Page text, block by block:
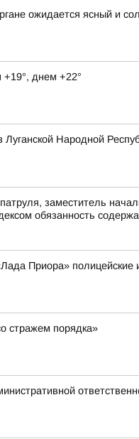
ожидается ясный и
днем +22°
Народной
заместитель
обязанность
Приора»
стражем порядка»